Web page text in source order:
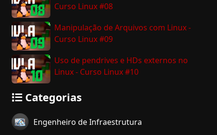
Curso Linux #08
Manipulação de Arquivos com Linux -
Curso Linux #09
Uso de pendrives e HDs externos no
Linux - Curso Linux #10
Categorias
Engenheiro de Infraestrutura